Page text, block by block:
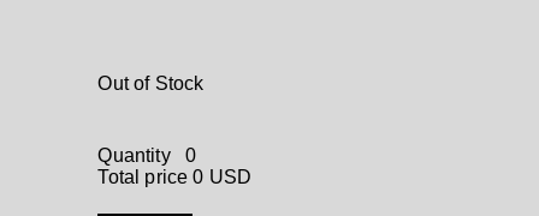
Out of Stock
Quantity
0
Total price 0 USD